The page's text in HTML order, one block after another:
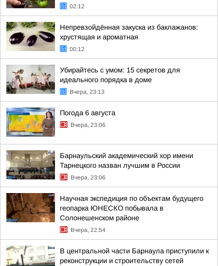
02:12
Непревзойдённая закуска из баклажанов:
хрустящая и ароматная
00:12
Убирайтесь с умом: 15 секретов для
идеального порядка в доме
Вчера, 23:13
Погода 6 августа
Вчера, 23:06
Барнаульский академический хор имени
Тарнецкого назван лучшим в России
Вчера, 23:06
Научная экспедиция по объектам будущего
геопарка ЮНЕСКО побывала в
Солонешенском районе
Вчера, 22:54
В центральной части Барнаула приступили к
реконструкции и строительству сетей